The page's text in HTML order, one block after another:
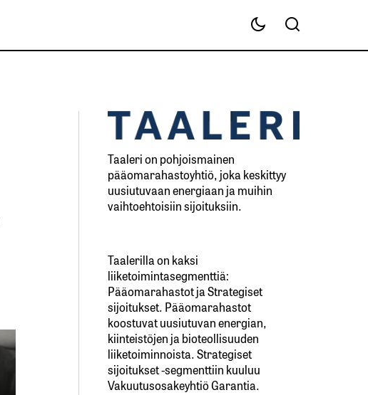
Taaleri on pohjoismainen
pääomarahastoyhtiö, joka keskittyy
uusiutuvaan energiaan ja muihin
vaihtoehtoisiin sijoituksiin.
Taalerilla on kaksi
liiketoimintasegmenttiä:
Pääomarahastot ja Strategiset
sijoitukset. Pääomarahastot
koostuvat uusiutuvan energian,
kiinteistöjen ja bioteollisuuden
liiketoiminnoista. Strategiset
sijoitukset -segmenttiin kuuluu
Vakuutusosakeyhtiö Garantia.